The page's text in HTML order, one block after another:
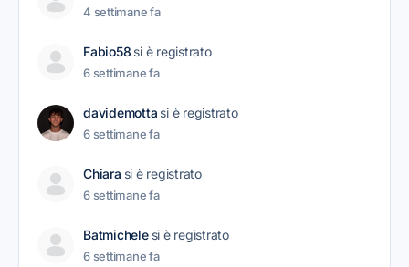
4 settimane fa
Fabio58 si è registrato
6 settimane fa
davidemotta si è registrato
6 settimane fa
Chiara si è registrato
6 settimane fa
Batmichele si è registrato
6 settimane fa